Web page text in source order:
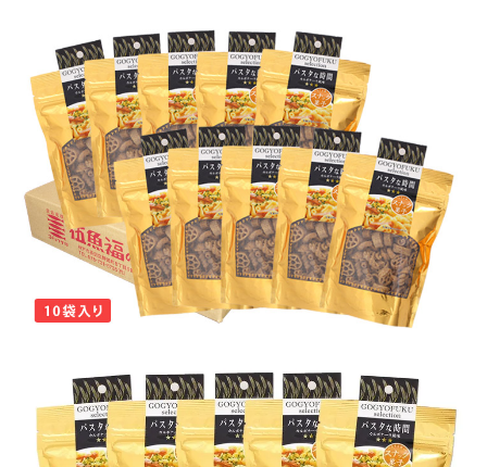
お酒別オススメ
価格別
お問い合わせ
ご利用ガイド